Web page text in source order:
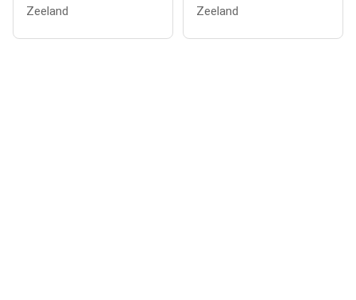
Zeeland Zeeland